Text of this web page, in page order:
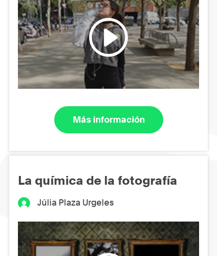
Más información
La química de la fotografía
Júlia Plaza Urgeles